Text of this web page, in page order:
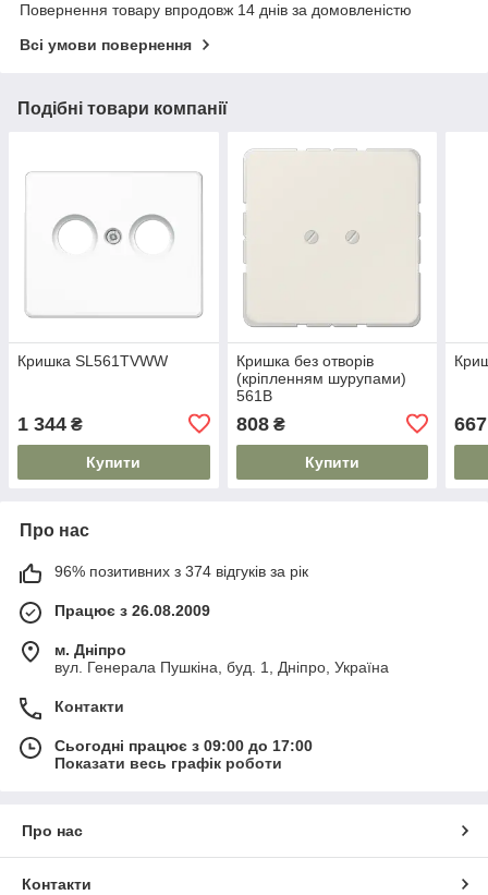
Повернення товару впродовж 14 днів за домовленістю
Всі умови повернення
Подібні товари компанії
Кришка SL561TVWW
1 344 ₴
Купити
Кришка без отворів
(кріпленням шурупами)
561B
808₴
Купити
667
Про нас
96% позитивних з 374 відгуків за рік
Працює з 26.08.2009
м. Дніпро
вул. Генерала Пушкіна, буд. 1, Дніпро, Україна
Контакти
Сьогодні працює з 09:00 до 17:00
Показати весь графік роботи
Про нас
Контакти